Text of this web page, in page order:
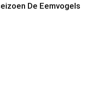
De Eemvogels